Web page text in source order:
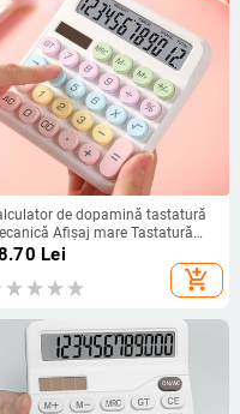
de dopamină tastatură
Afișaj mare Tastatură
cu puncte Înapoi la
școlare Studenți/Finanțe
Lei
add_shopping_cart